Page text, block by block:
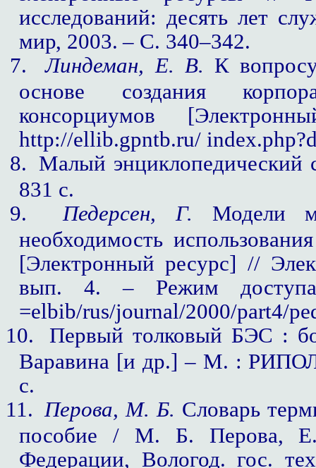
исследований: десять лет
мир, 2003. – С. 340–342.
7.
Линдеман, Е. В. К
основе создания
консорциумов
http://ellib.gpntb.ru/ index.php?
8. Малый
831 с.
9.
Педерсен, Г. Модели
необходимость
[Электронный ресурс] //
вып. 4. – Режим доступа:
=elbib/rus/journal/2000/part4/
10.
Первый толковый БЭС :
Варавина [и др.] – М. :
с.
11. Перова, М. Б. Словарь
пособие / М. Б. Перова,
Федерации, Вологод. гос.